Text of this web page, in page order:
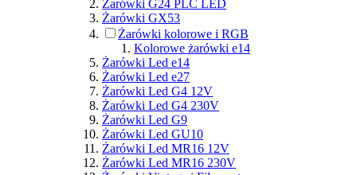
Żarówki G24 PLC LED
Żarówki GX53
Żarówki kolorowe i RGB
Kolorowe żarówki e14
Żarówki Led e14
Żarówki Led e27
Żarówki Led G4 12V
Żarówki Led G4 230V
Żarówki Led G9
Żarówki Led GU10
Żarówki Led MR16 12V
Żarówki Led MR16 230V